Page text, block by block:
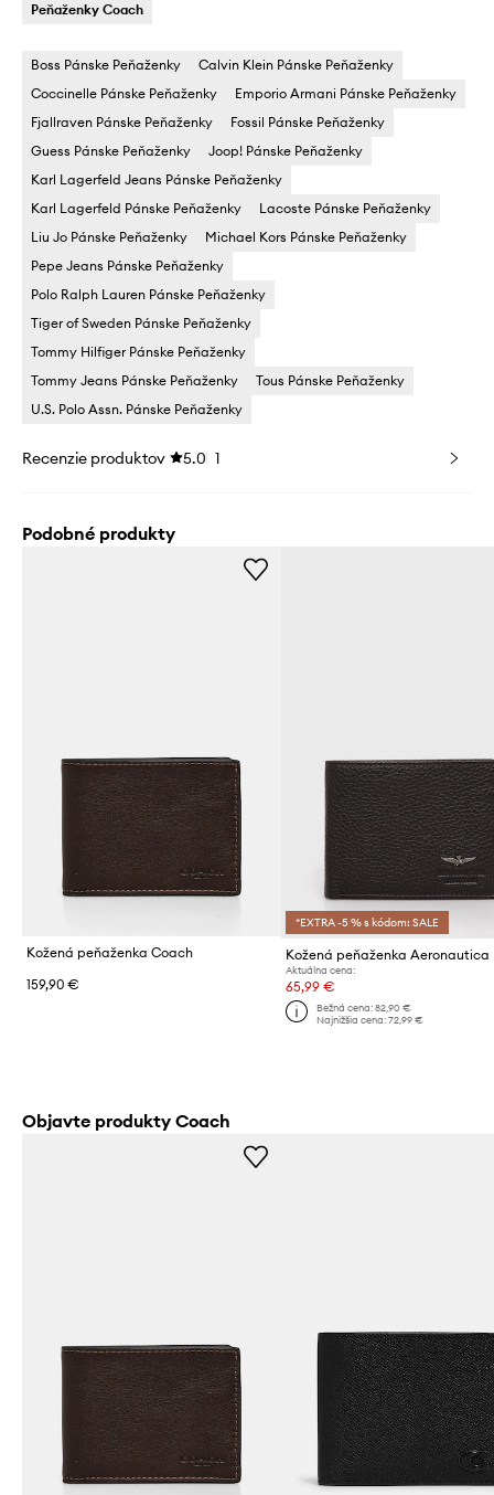
Peňaženky Coach
Boss Pánske Peňaženky
Calvin Klein Pánske Peňaženky
Coccinelle Pánske Peňaženky
Emporio Armani Pánske Peňaženky
Fjallraven Pánske Peňaženky
Fossil Pánske Peňaženky
Guess Pánske Peňaženky
Joop! Pánske Peňaženky
Karl Lagerfeld Jeans Pánske Peňaženky
Karl Lagerfeld Pánske Peňaženky
Lacoste Pánske Peňaženky
Liu Jo Pánske Peňaženky
Michael Kors Pánske Peňaženky
Pepe Jeans Pánske Peňaženky
Polo Ralph Lauren Pánske Peňaženky
Tiger of Sweden Pánske Peňaženky
Tommy Hilfiger Pánske Peňaženky
Tommy Jeans Pánske Peňaženky
Tous Pánske Peňaženky
U.S. Polo Assn. Pánske Peňaženky
Recenzie produktov 5.0 1
Podobné produkty
Kožená peňaženka Coach
159,90 €
*EXTRA -5 % s kódom: SALE
Aktuálna cena:
65,99 €
Bežná cena: 82,90 €
Najnižšia cena: 72,99 €
Objavte produkty Coach